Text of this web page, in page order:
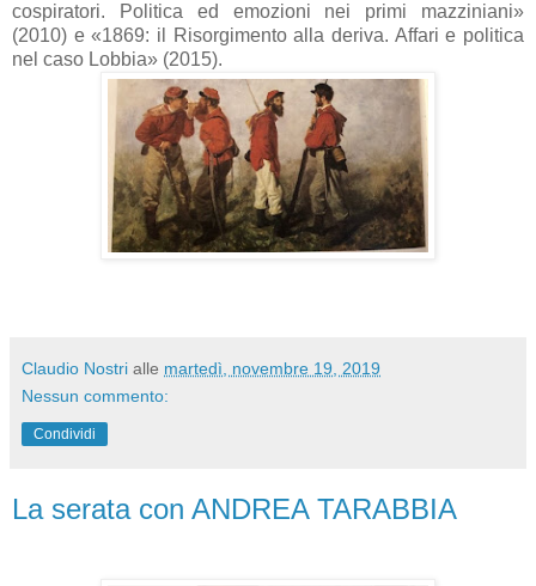
cospiratori. Politica ed emozioni nei primi mazziniani»
(2010) e «1869: il Risorgimento alla deriva. Affari e politica
nel caso Lobbia» (2015).
Claudio Nostri alle martedì, novembre 19, 2019
Nessun commento:
Condividi
La serata con ANDREA TARABBIA